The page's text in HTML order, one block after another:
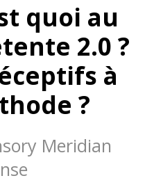
quoi au
2.0 ?
à
?
Meridian